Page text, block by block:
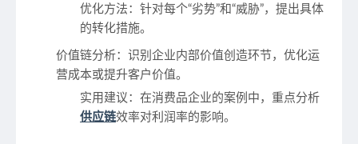
优化方法：针对每个“劣势”和“威胁”，提出具体
的转化措施。
价值链分析：识别企业内部价值创造环节，优化运
营成本或提升客户价值。
实用建议：在消费品企业的案例中，重点分析
供应链效率对利润率的影响。